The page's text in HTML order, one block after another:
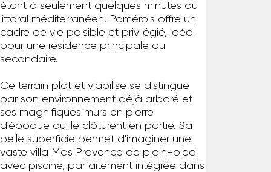
étant à seulement quelques minutes du
littoral méditerranéen. Pomérols offre un
cadre de vie paisible et privilégié, idéal
pour une résidence principale ou
secondaire.
Ce terrain plat et viabilisé se distingue
par son environnement déjà arboré et
ses magnifiques murs en pierre
d'époque qui le clôturent en partie. Sa
belle superficie permet d'imaginer une
vaste villa Mas Provence de plain-pied
avec piscine, parfaitement intégrée dans